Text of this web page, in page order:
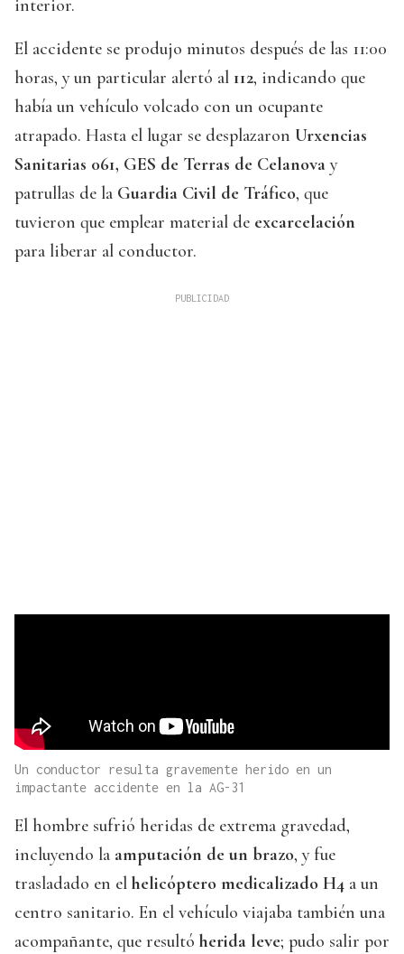
interior.
El accidente se produjo minutos después de las 11:00
horas, y un particular alertó al 112, indicando que
había un vehículo volcado con un ocupante
atrapado. Hasta el lugar se desplazaron Urxencias
Sanitarias 061, GES de Terras de Celanova y
patrullas de la Guardia Civil de Tráfico, que
tuvieron que emplear material de excarcelación
para liberar al conductor.
Un conductor resulta gravemente herido en un
impactante accidente en la AG-31
El hombre sufrió heridas de extrema gravedad,
incluyendo la amputación de un brazo, y fue
trasladado en el helicóptero medicalizado H4 a un
centro sanitario. En el vehículo viajaba también una
acompañante, que resultó herida leve; pudo salir por